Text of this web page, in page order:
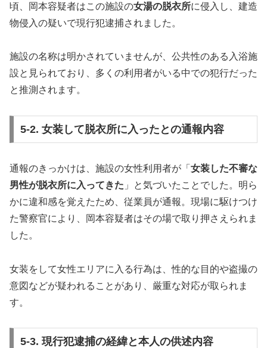
頃、岡本容疑者はこの施設の女湯の脱衣所に侵入し、建造
物侵入の疑いで現行犯逮捕されました。
施設の名称は明かされていませんが、公共性のある入浴施
設と見られており、多くの利用者がいる中での犯行だった
と推測されます。
5-2. 女装して脱衣所に入ったとの通報内容
通報のきっかけは、施設の女性利用者が「 女装した不審な
男性が脱衣所に入ってきた 」と気づいたことでした。明ら
かに違和感を覚えたため、従業員が通報。現場に駆けつけ
た警察官により、岡本容疑者はその場で取り押さえられま
した。
女装をして女性エリアに入る行為は、性的な目的や盗撮の
意図などが疑われることがあり、厳重な対応が取られま
す。
5-3. 現行犯逮捕の経緯と本人の供述内容